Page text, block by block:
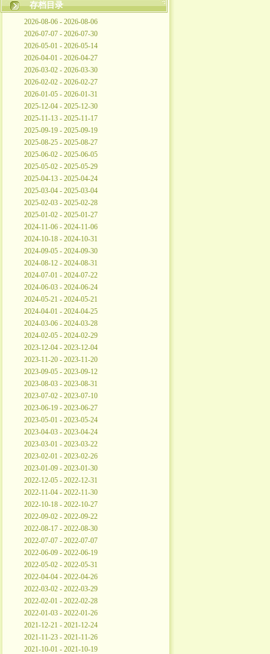
存档目录
2026-08-06 - 2026-08-06
2026-07-07 - 2026-07-30
2026-05-01 - 2026-05-14
2026-04-01 - 2026-04-27
2026-03-02 - 2026-03-30
2026-02-02 - 2026-02-27
2026-01-05 - 2026-01-31
2025-12-04 - 2025-12-30
2025-11-13 - 2025-11-17
2025-09-19 - 2025-09-19
2025-08-25 - 2025-08-27
2025-06-02 - 2025-06-05
2025-05-02 - 2025-05-29
2025-04-13 - 2025-04-24
2025-03-04 - 2025-03-04
2025-02-03 - 2025-02-28
2025-01-02 - 2025-01-27
2024-11-06 - 2024-11-06
2024-10-18 - 2024-10-31
2024-09-05 - 2024-09-30
2024-08-12 - 2024-08-31
2024-07-01 - 2024-07-22
2024-06-03 - 2024-06-24
2024-05-21 - 2024-05-21
2024-04-01 - 2024-04-25
2024-03-06 - 2024-03-28
2024-02-05 - 2024-02-29
2023-12-04 - 2023-12-04
2023-11-20 - 2023-11-20
2023-09-05 - 2023-09-12
2023-08-03 - 2023-08-31
2023-07-02 - 2023-07-10
2023-06-19 - 2023-06-27
2023-05-01 - 2023-05-24
2023-04-03 - 2023-04-24
2023-03-01 - 2023-03-22
2023-02-01 - 2023-02-26
2023-01-09 - 2023-01-30
2022-12-05 - 2022-12-31
2022-11-04 - 2022-11-30
2022-10-18 - 2022-10-27
2022-09-02 - 2022-09-22
2022-08-17 - 2022-08-30
2022-07-07 - 2022-07-07
2022-06-09 - 2022-06-19
2022-05-02 - 2022-05-31
2022-04-04 - 2022-04-26
2022-03-02 - 2022-03-29
2022-02-01 - 2022-02-28
2022-01-03 - 2022-01-26
2021-12-21 - 2021-12-24
2021-11-23 - 2021-11-26
2021-10-01 - 2021-10-19